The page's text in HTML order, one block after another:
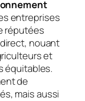
entreprises
réputées
nouant
et
équitables.
de
mais aussi